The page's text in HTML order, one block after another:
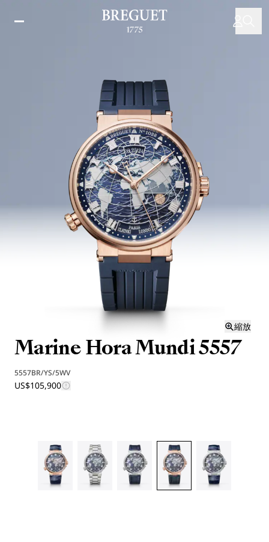
縮放
Marine Hora Mundi 5557
5557BR/YS/5WV
US$105,900